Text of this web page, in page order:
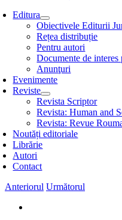
Editura
Obiectivele Editurii
Rețea distribuție
Pentru autori
Documente de interes
Anunţuri
Evenimente
Reviste
Revista Scriptor
Revista: Human and
Revista: Revue
Noutăți editoriale
Librărie
Autori
Contact
Anteriorul Următorul